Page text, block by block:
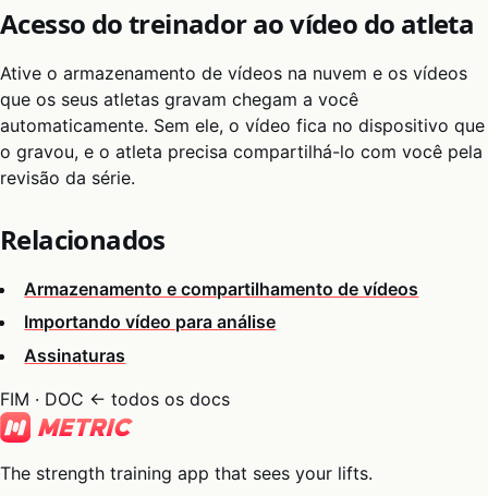
Acesso do treinador ao vídeo do atleta
Ative o armazenamento de vídeos na nuvem e os vídeos
que os seus atletas gravam chegam a você
automaticamente. Sem ele, o vídeo fica no dispositivo que
o gravou, e o atleta precisa compartilhá-lo com você pela
revisão da série.
Relacionados
Armazenamento e compartilhamento de vídeos
Importando vídeo para análise
Assinaturas
FIM · DOC ← todos os docs
The strength training app that sees your lifts.